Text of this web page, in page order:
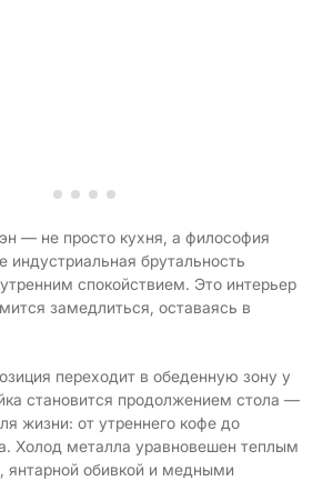
— не просто кухня, а философия
индустриальная брутальность
спокойствием. Это интерьер
замедлиться, оставаясь в
переходит в обеденную зону у
становится продолжением стола —
жизни: от утреннего кофе до
Холод металла уравновешен теплым
янтарной обивкой и медными